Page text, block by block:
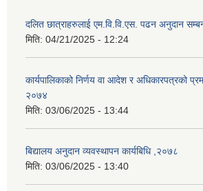
दलित छात्राहरुलाई एम.वि.वि.एस. पढन अनुदान
मिति: 04/21/2025 - 12:24
कार्यपालिकाको निर्णय वा आदेश र अधिकारपत्रको
२०७४
मिति: 03/06/2025 - 13:44
बिद्यालय अनुदान व्यवस्थापन कार्यबिधि ,२०७८
मिति: 03/06/2025 - 13:40